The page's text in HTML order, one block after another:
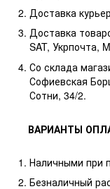
Доставка
Доставка
SAT, Укрпочта,
Со склада
Софиевская
Сотни, 34/2.
ВАРИАНТЫ
Наличными при
Безналичный